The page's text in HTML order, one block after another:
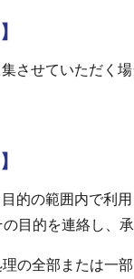
させていただく
的の範囲内で利
目的を連絡し、
の全部または一